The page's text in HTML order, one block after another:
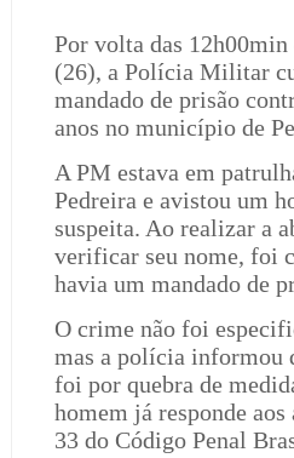
Por volta das 12h00min
(26), a Polícia Militar
mandado de prisão
anos no município de
A PM estava em
Pedreira e avistou um
suspeita. Ao realizar a
verificar seu nome, foi
havia um mandado de
O crime não foi
mas a polícia informou
foi por quebra de
homem já responde
33 do Código Penal